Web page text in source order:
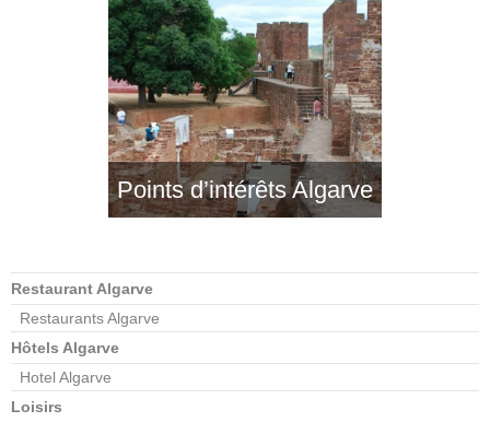
Points d’intérêts Algarve
Restaurant Algarve
Restaurants Algarve
Hôtels Algarve
Hotel Algarve
Loisirs